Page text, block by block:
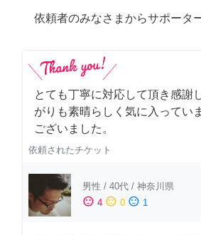
依頼者のみなさまからサポータ
とても丁寧に対応して頂き感謝
がりも素晴らしく気に入ってい
ございました。
依頼されたチケット
男性 / 40代 / 神奈川県
sentiment_satisfied 4 sentiment_neutral 0 sentiment_dissatisfied 1